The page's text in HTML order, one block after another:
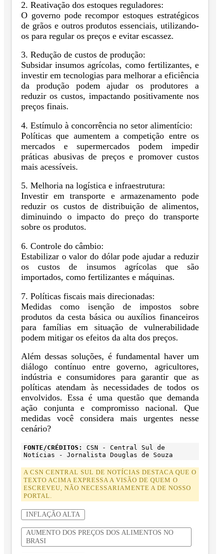
2. Reativação dos estoques reguladores:
O governo pode recompor estoques estratégicos
de grãos e outros produtos essenciais, utilizando-
os para regular os preços e evitar escassez.
3. Redução de custos de produção:
Subsidar insumos agrícolas, como fertilizantes, e
investir em tecnologias para melhorar a eficiência
da produção podem ajudar os produtores a
reduzir os custos, impactando positivamente nos
preços finais.
4. Estímulo à concorrência no setor alimentício:
Políticas que aumentem a competição entre os
mercados e supermercados podem impedir
práticas abusivas de preços e promover custos
mais acessíveis.
5. Melhoria na logística e infraestrutura:
Investir em transporte e armazenamento pode
reduzir os custos de distribuição de alimentos,
diminuindo o impacto do preço do transporte
sobre os produtos.
6. Controle do câmbio:
Estabilizar o valor do dólar pode ajudar a reduzir
os custos de insumos agrícolas que são
importados, como fertilizantes e máquinas.
7. Políticas fiscais mais direcionadas:
Medidas como isenção de impostos sobre
produtos da cesta básica ou auxílios financeiros
para famílias em situação de vulnerabilidade
podem mitigar os efeitos da alta dos preços.
Além dessas soluções, é fundamental haver um
diálogo contínuo entre governo, agricultores,
indústria e consumidores para garantir que as
políticas atendam às necessidades de todos os
envolvidos. Essa é uma questão que demanda
ação conjunta e compromisso nacional. Que
medidas você considera mais urgentes nesse
cenário?
FONTE/CRÉDITOS:
CSN - Central Sul de
Notícias - Jornalista Douglas de Souza
A CSN CENTRAL SUL DE NOTÍCIAS DESTACA QUE O
TEXTO ACIMA EXPRESSA A VISÃO DE QUEM O
ESCREVEU, NÃO NECESSARIAMENTE A DE NOSSO
PORTAL.
INFLAÇÃO ALTA
AUMENTO DOS PREÇOS DOS ALIMENTOS NO
BRASI